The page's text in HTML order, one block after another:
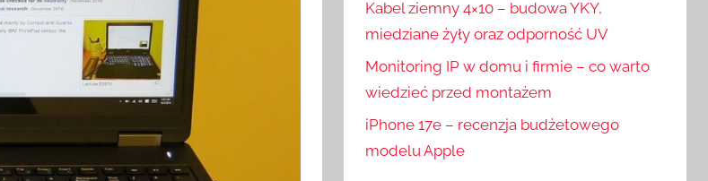
Kabel ziemny 4×10 – budowa YKY,
miedziane żyły oraz odporność UV
Monitoring IP w domu i firmie – co warto
wiedzieć przed montażem
iPhone 17e – recenzja budżetowego
modelu Apple